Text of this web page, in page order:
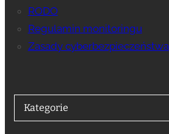
RODO
Regulamin monitoringu
Zasady cyberbezpieczeństwa
Kategorie